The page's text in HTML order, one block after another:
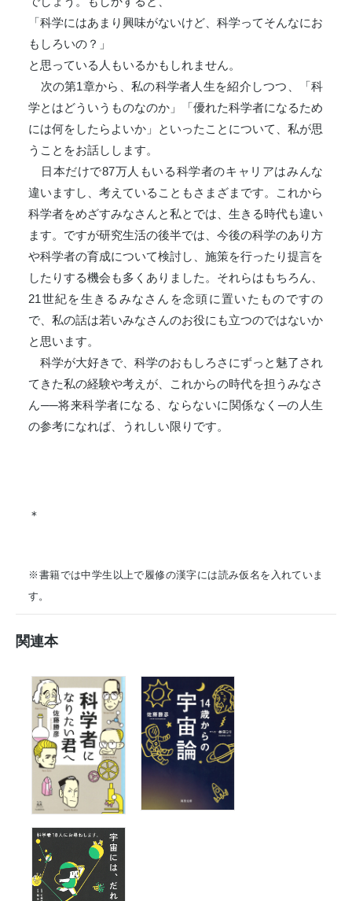
「科学にはあまり興味がないけど、科学ってそんなにお
もしろいの？」
と思っている人もいるかもしれません。
次の第1章から、私の科学者人生を紹介しつつ、「科
学とはどういうものなのか」「優れた科学者になるため
には何をしたらよいか」といったことについて、私が思
うことをお話しします。
日本だけで87万人もいる科学者のキャリアはみんな
違いますし、考えていることもさまざまです。これから
科学者をめざすみなさんと私とでは、生きる時代も違い
ます。ですが研究生活の後半では、今後の科学のあり方
や科学者の育成について検討し、施策を行ったり提言を
したりする機会も多くありました。それらはもちろん、
21世紀を生きるみなさんを念頭に置いたものですの
で、私の話は若いみなさんのお役にも立つのではないか
と思います。
科学が大好きで、科学のおもしろさにずっと魅了され
てきた私の経験や考えが、これからの時代を担うみなさ
ん──将来科学者になる、ならないに関係なく─の人生
の参考になれば、うれしい限りです。
＊
※書籍では中学生以上で履修の漢字には読み仮名を入れていま
す。
関連本